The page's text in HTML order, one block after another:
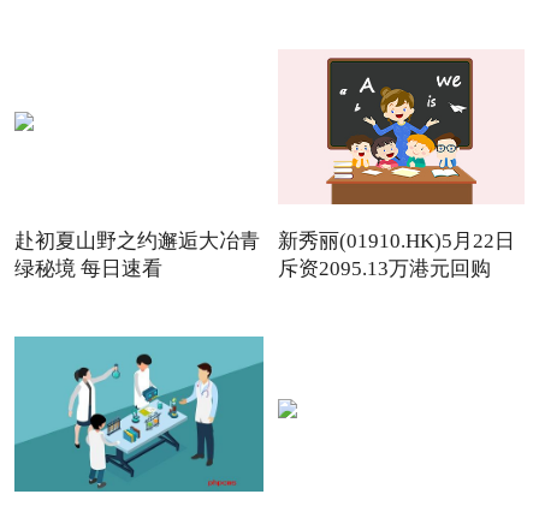
赴初夏山野之约邂逅大冶青
绿秘境 每日速看
新秀丽(01910.HK)5月22日
斥资2095.13万港元回购